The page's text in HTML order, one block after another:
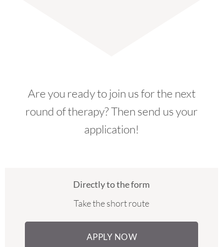
Are you ready to join us for the next
round of therapy? Then send us your
application!
Directly to the form
Take the short route
APPLY NOW